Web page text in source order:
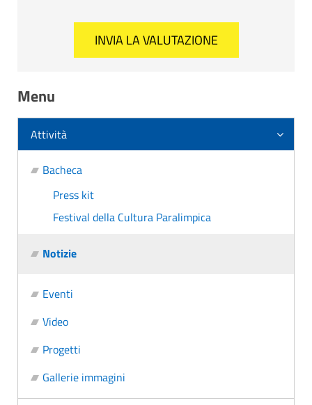
Menu
Attività
Bacheca
Press kit
Festival della Cultura Paralimpica
Notizie
Eventi
Video
Progetti
Gallerie immagini